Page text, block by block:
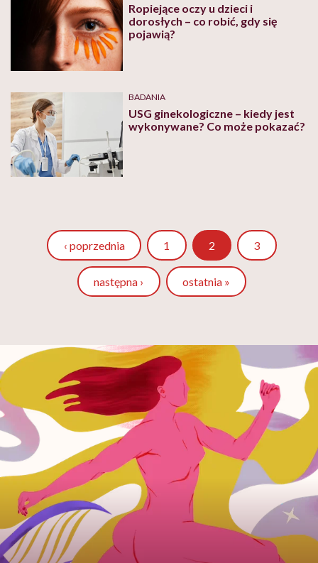
Ropiejące oczy u dzieci i
dorosłych – co robić, gdy się
pojawią?
BADANIA
USG ginekologiczne – kiedy jest
wykonywane? Co może pokazać?
‹ poprzednia Strona
1 2 Strona
3
następna › ostatnia »